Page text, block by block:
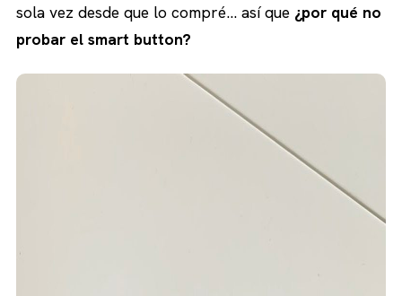
sola vez desde que lo compré… así que ¿por qué no
probar el smart button?